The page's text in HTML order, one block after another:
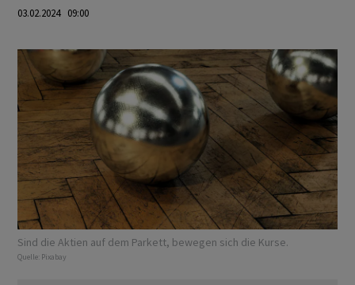
03.02.2024 09:00
Sind die Aktien auf dem Parkett, bewegen sich die Kurse.
Quelle: Pixabay